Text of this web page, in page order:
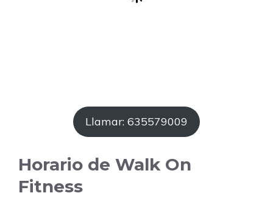
Llamar: 635579009
Horario de Walk On
Fitness